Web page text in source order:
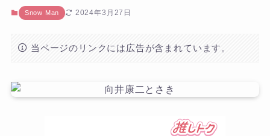
Snow Man 2024年3月27日
当ページのリンクには広告が含まれています。